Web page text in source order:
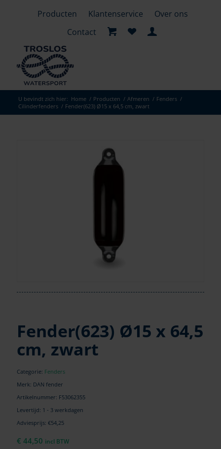
Producten Klantenservice
Over ons
Contact
U bevindt zich hier: Home / Producten / Afmeren / Fenders /
Cilinderfenders / Fender(623) Ø15 x 64,5 cm, zwart
Fender(623) Ø15 x 64,5
cm, zwart
Categorie: Fenders
Merk: DAN fender
Artikelnummer: F53062355
Levertijd: 1 - 3 werkdagen
Adviesprijs: €54,25
€ 44,50 incl BTW